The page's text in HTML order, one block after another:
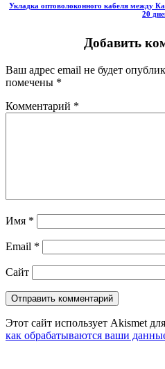
Укладка оптоволоконного кабеля между
20
Добавить
Ваш адрес email не будет
помечены *
Комментарий *
Имя *
Email *
Сайт
Этот сайт использует Akismet
как обрабатываются ваши